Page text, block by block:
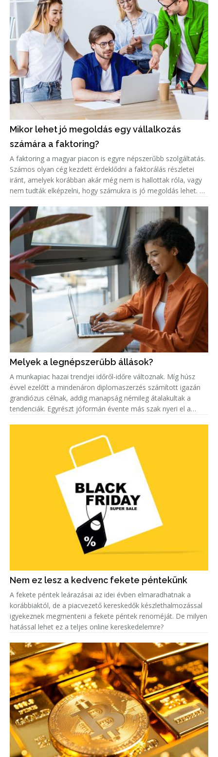
Mikor lehet jó megoldás egy vállalkozás
számára a faktoring?
A faktoring a magyar piacon is egyre népszerűbb szolgáltatás.
Számos olyan cég kezdett érdeklődni a faktorálás részletei
iránt, amelyek korábban akár még nem is hallottak róla, vagy
nem tudták elképzelni, hogy számukra is jó megoldás lehet. A
Melyek a legnépszerűbb állások?
A munkapiac hazai trendjei időről-időre változnak. Míg húsz
évvel ezelőtt a mindenáron diplomaszerzés számított igazán
grandiózus célnak, addig manapság némileg átalakultak a
tendenciák. Egyrészt jóformán évente más szak nyeri el a
Nem ez lesz a kedvenc fekete péntekünk
A fekete péntek leárazásai az idei évben elmaradhatnak a
korábbiaktól, de a piacvezető kereskedők készlethalmozással
igyekeznek megmenteni a fekete péntek renoméját. De milyen
hatással lehet ez a teljes online kereskedelemre?